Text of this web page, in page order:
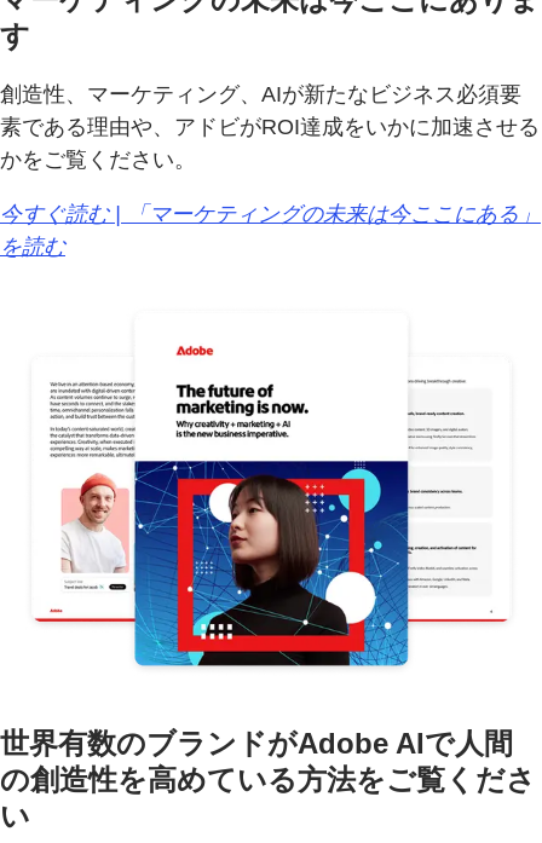
す
創造性、マーケティング、AIが新たなビジネス必須要
素である理由や、アドビがROI達成をいかに加速させる
かをご覧ください。
今すぐ読む | 「マーケティングの未来は今ここにある」
を読む
世界有数のブランドがAdobe AIで人間
の創造性を高めている方法をご覧くださ
い